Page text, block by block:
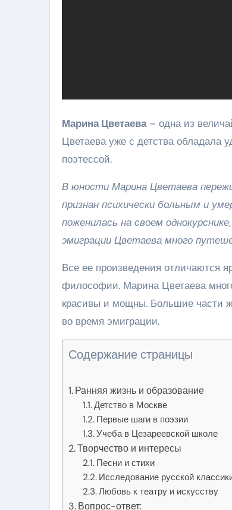
Марина Цветаева– одна из
Цветаева уже с детства обладала
поэтессой.
В юности Марина Цветаева
признан психически больным и
поженилась на своем
эмиграции Цветаева много
Все ее произведения отличаются
философии. Марина Цветаева
красивы и мощны. Большие части
во время эмиграции.
Содержание страницы
Ранняя жизнь и образование
Детство в Москве
Первые шаги в поэзии
Учеба в Цезареевской школе
Творчество и интересы
Песни и стихи
Исследование русской
Любовь к театру и искусству
Вопрос-ответ: